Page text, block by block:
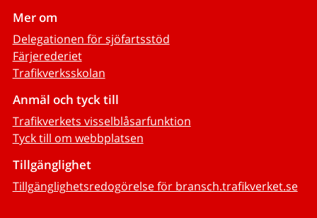
Mer om
Delegationen för sjöfartsstöd
Färjerederiet
Trafikverksskolan
Anmäl och tyck till
Trafikverkets visselblåsarfunktion
Tyck till om webbplatsen
Tillgänglighet
Tillgänglighetsredogörelse för bransch.trafikverket.se